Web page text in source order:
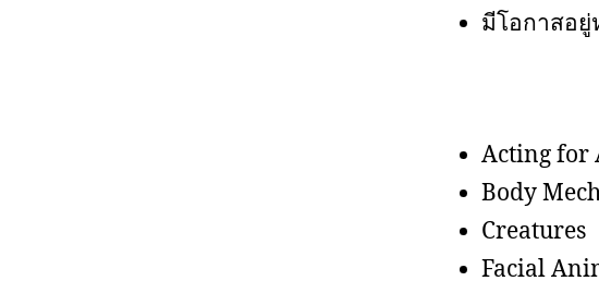
มีโอกาสอยู่
Acting for
Body
Creatures
Facial